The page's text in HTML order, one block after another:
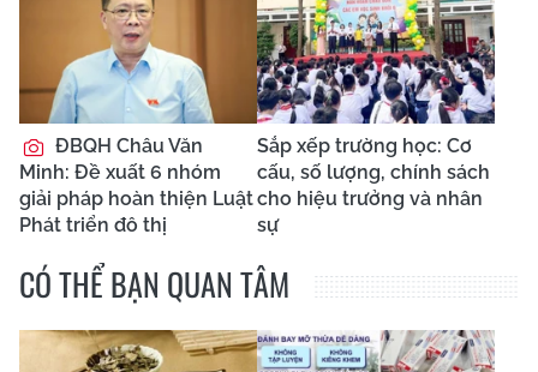
ĐBQH Châu Văn
Minh: Đề xuất 6 nhóm
giải pháp hoàn thiện Luật
Phát triển đô thị
Sắp xếp trường học: Cơ
cấu, số lượng, chính sách
cho hiệu trưởng và nhân
sự
CÓ THỂ BẠN QUAN TÂM